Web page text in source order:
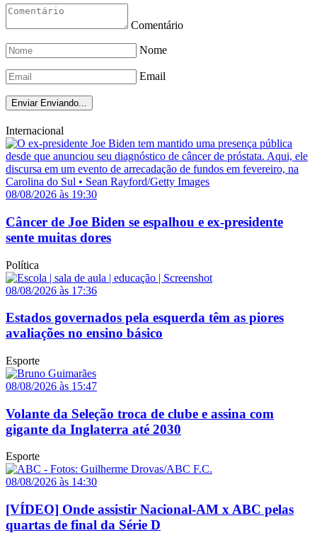
Comentário
Nome
Email
Enviar Enviando...
Internacional
08/08/2026 às 19:30
Câncer de Joe Biden se espalhou e ex-presidente
sente muitas dores
Política
08/08/2026 às 17:36
Estados governados pela esquerda têm as piores
avaliações no ensino básico
Esporte
08/08/2026 às 15:47
Volante da Seleção troca de clube e assina com
gigante da Inglaterra até 2030
Esporte
08/08/2026 às 14:30
[VÍDEO] Onde assistir Nacional-AM x ABC pelas
quartas de final da Série D